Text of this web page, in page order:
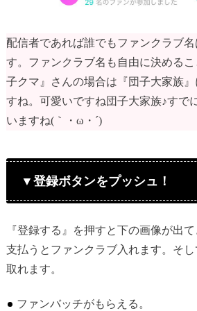
配信者であれば誰でもファンクラブ
す。ファンクラブ名も自由に決める
子クマ』さんの場合は『団子大家族
すね。可愛いですね団子大家族♪すで
いますね(｀・ω・´)
▼登録ボタンをプッシュ！
『登録する』を押すと下の画像が出
支払うとファンクラブ入れます。そ
取れます。
ファンバッチがもらえる。